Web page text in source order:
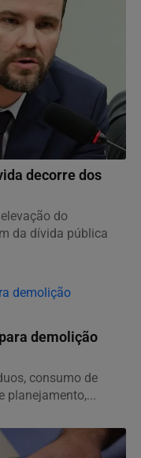
decorre dos
do
da dívida pública
demolição
consumo de
planejamento,...